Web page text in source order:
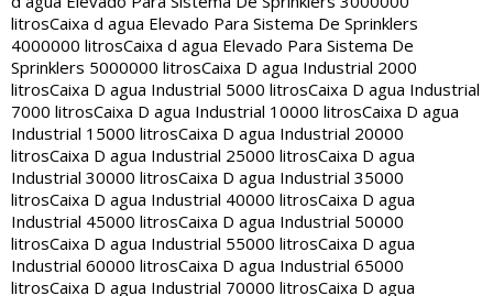
litrosCaixa d agua Elevado Para Sistema De Sprinklers
4000000 litrosCaixa d agua Elevado Para Sistema De
Sprinklers 5000000 litrosCaixa D agua Industrial 2000
litrosCaixa D agua Industrial 5000 litrosCaixa D agua Industrial
7000 litrosCaixa D agua Industrial 10000 litrosCaixa D agua
Industrial 15000 litrosCaixa D agua Industrial 20000
litrosCaixa D agua Industrial 25000 litrosCaixa D agua
Industrial 30000 litrosCaixa D agua Industrial 35000
litrosCaixa D agua Industrial 40000 litrosCaixa D agua
Industrial 45000 litrosCaixa D agua Industrial 50000
litrosCaixa D agua Industrial 55000 litrosCaixa D agua
Industrial 60000 litrosCaixa D agua Industrial 65000
litrosCaixa D agua Industrial 70000 litrosCaixa D agua